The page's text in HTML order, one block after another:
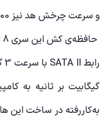
و سرعت چرخش هد نیز 7200 دور در دقیقه (7200rpm) است.
رابط SATA II با سرعت 3 گیگابیت بر ثانیه و
گیگابیت بر ثانیه به
به‌کاررفته در ساخت این